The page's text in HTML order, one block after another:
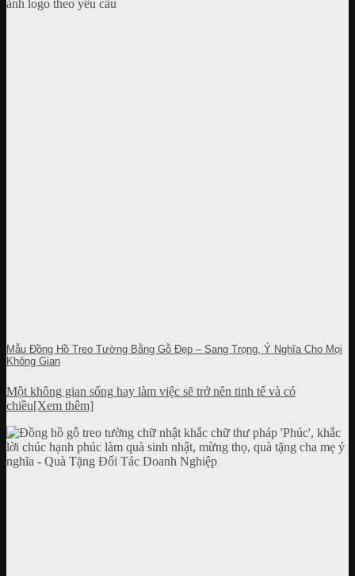
Mẫu Đồng Hồ Treo Tường Bằng Gỗ Đẹp – Sang Trọng, Ý Nghĩa Cho Mọi
Không Gian
Một không gian sống hay làm việc sẽ trở nên tinh tế và có
chiều[Xem thêm]